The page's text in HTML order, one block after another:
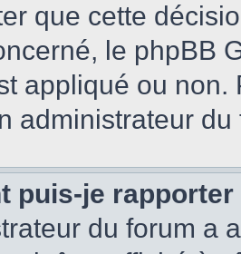
que cette
le phpBB
appliqué ou non.
administrateur du
puis-je
du forum a